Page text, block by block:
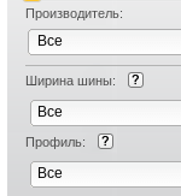
Производитель:
Все
Ширина шины:
Все
Профиль:
Все